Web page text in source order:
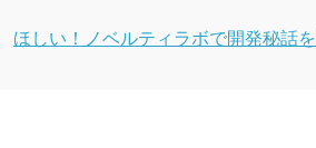
ほしい！ノベルティラボで開発秘話